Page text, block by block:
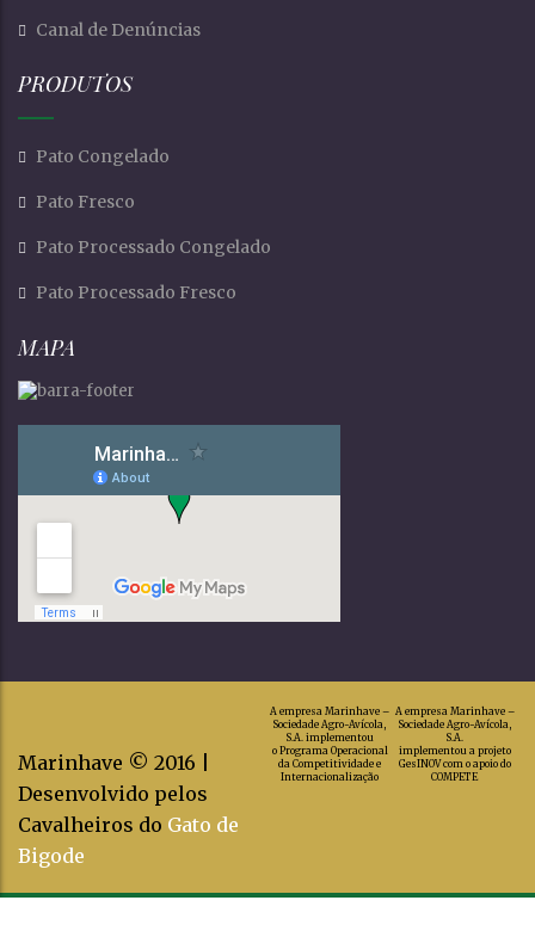
Canal de Denúncias
PRODUTOS
Pato Congelado
Pato Fresco
Pato Processado Congelado
Pato Processado Fresco
MAPA
Marinhave © 2016 |
Desenvolvido pelos
Cavalheiros do Gato de
Bigode
A empresa Marinhave –
Sociedade Agro-Avícola,
S.A.
implementou a projeto
GesINOV com o apoio do
COMPETE
A empresa Marinhave –
Sociedade Agro-Avícola,
S.A. implementou
o Programa Operacional
da Competitividade e
Internacionalização